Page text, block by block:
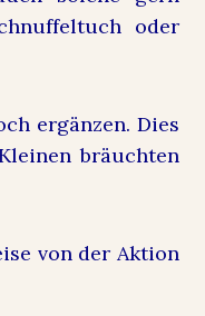
oder
ergänzen. Dies
bräuchten
von der Aktion